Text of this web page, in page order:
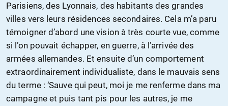
Parisiens, des Lyonnais, des habitants des grandes
villes vers leurs résidences secondaires. Cela m’a paru
témoigner d’abord une vision à très courte vue, comme
si l’on pouvait échapper, en guerre, à l’arrivée des
armées allemandes. Et ensuite d’un comportement
extraordinairement individualiste, dans le mauvais sens
du terme : ‘Sauve qui peut, moi je me renferme dans ma
campagne et puis tant pis pour les autres, je me